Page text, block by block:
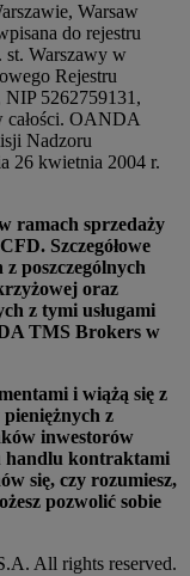
Warsaw
do rejestru
st. Warszawy w
Rejestru
NIP 5262759131,
całości. OANDA
Nadzoru
26 kwietnia 2004 r.
ramach sprzedaży
Szczegółowe
poszczególnych
oraz
z tymi usługami
TMS Brokers w
i wiążą się z
z
inwestorów
handlu kontraktami
się, czy rozumiesz,
pozwolić sobie
All rights reserved.